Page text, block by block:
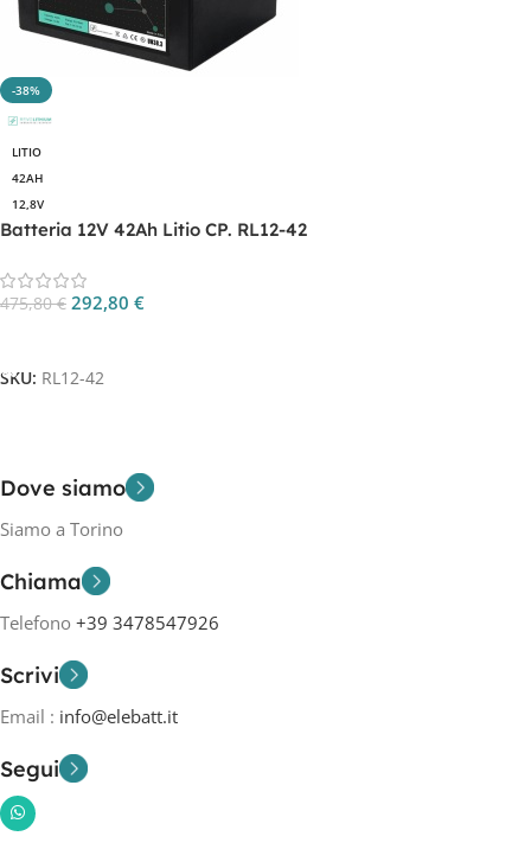
-38%
LITIO
42AH
12,8V
Batteria 12V 42Ah Litio CP. RL12-42
475,80€ 292,80 €
SKU: RL12-42
Dove siamo
Siamo a Torino
Chiama
Telefono +39 3478547926
Scrivi
Email : info@elebatt.it
Segui